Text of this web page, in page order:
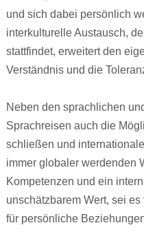
und sich dabei persönlich
interkulturelle Austausch,
stattfindet, erweitert den
Verständnis und die
Neben den sprachlichen
Sprachreisen auch die
schließen und
immer globaler werdenden
Kompetenzen und ein
unschätzbarem Wert, sei
für persönliche